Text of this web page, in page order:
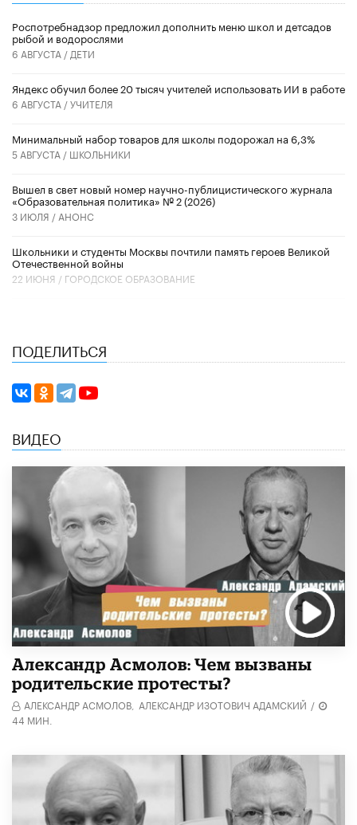
Роспотребнадзор предложил дополнить меню школ и детсадов
рыбой и водорослями
6 АВГУСТА / ДЕТИ
​Яндекс обучил более 20 тысяч учителей использовать ИИ в работе
6 АВГУСТА /УЧИТЕЛЯ
Минимальный набор товаров для школы подорожал на 6,3%
5 АВГУСТА / ШКОЛЬНИКИ
Вышел в свет новый номер научно-публицистического журнала
«Образовательная политика» № 2 (2026)
3 ИЮЛЯ / АНОНС
Школьники и студенты Москвы почтили память героев Великой
Отечественной войны
22 ИЮНЯ / ГОРОДСКОЕ ОБРАЗОВАНИЕ
ПОДЕЛИТЬСЯ
ВИДЕО
Александр Асмолов: Чем вызваны
родительские протесты?
АЛЕКСАНДР АСМОЛОВ, АЛЕКСАНДР ИЗОТОВИЧ АДАМСКИЙ /
44 МИН.